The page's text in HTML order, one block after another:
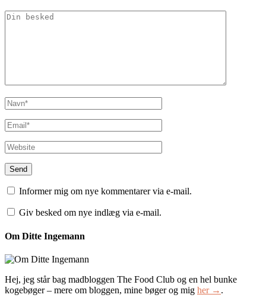
Informer mig om nye kommentarer via e-mail.
Giv besked om nye indlæg via e-mail.
Om Ditte Ingemann
Hej, jeg står bag madbloggen The Food Club og en hel bunke
kogebøger – mere om bloggen, mine bøger og mig her → .